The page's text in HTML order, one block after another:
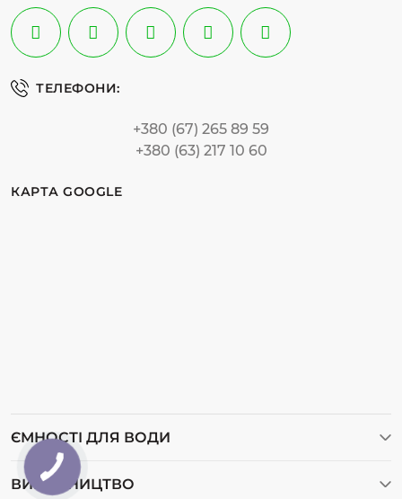
ТЕЛЕФОНИ:
+380 (67) 265 89 59
+380 (63) 217 10 60
КАРТА GOOGLE
ЄМНОСТІ ДЛЯ ВОДИ
Ємності для води
ВИРОБНИЦТВО